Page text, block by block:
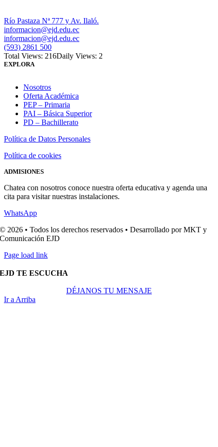
Río Pastaza Nª 777 y Av. Ilaló.
informacion@ejd.edu.ec
informacion@ejd.edu.ec
(593) 2861 500
Total Views: 216Daily Views: 2
EXPLORA
Nosotros
Oferta Académica
PEP – Primaria
PAI – Básica Superior
PD – Bachillerato
Política de Datos Personales
Política de cookies
ADMISIONES
Chatea con nosotros conoce nuestra oferta educativa y agenda una
cita para visitar nuestras instalaciones.
WhatsApp
© 2026 • Todos los derechos reservados • Desarrollado por MKT y
Comunicación EJD
Page load link
EJD TE ESCUCHA
DÉJANOS TU MENSAJE
Ir a Arriba